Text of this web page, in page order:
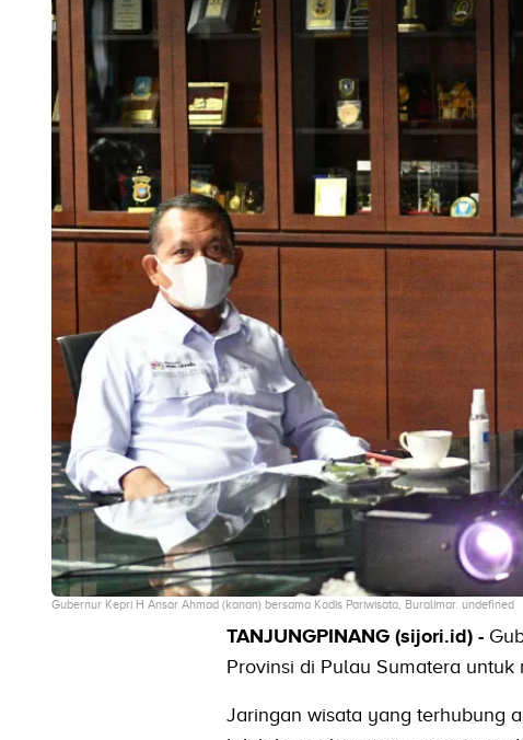
Gubernur Kepri H Ansar Ahmad (kanan) bersama Kadis Pariwisata, Buralimar. undefined
TANJUNGPINANG (sijori.id) -
Provinsi di Pulau Sumatera
Jaringan wisata yang terhubung